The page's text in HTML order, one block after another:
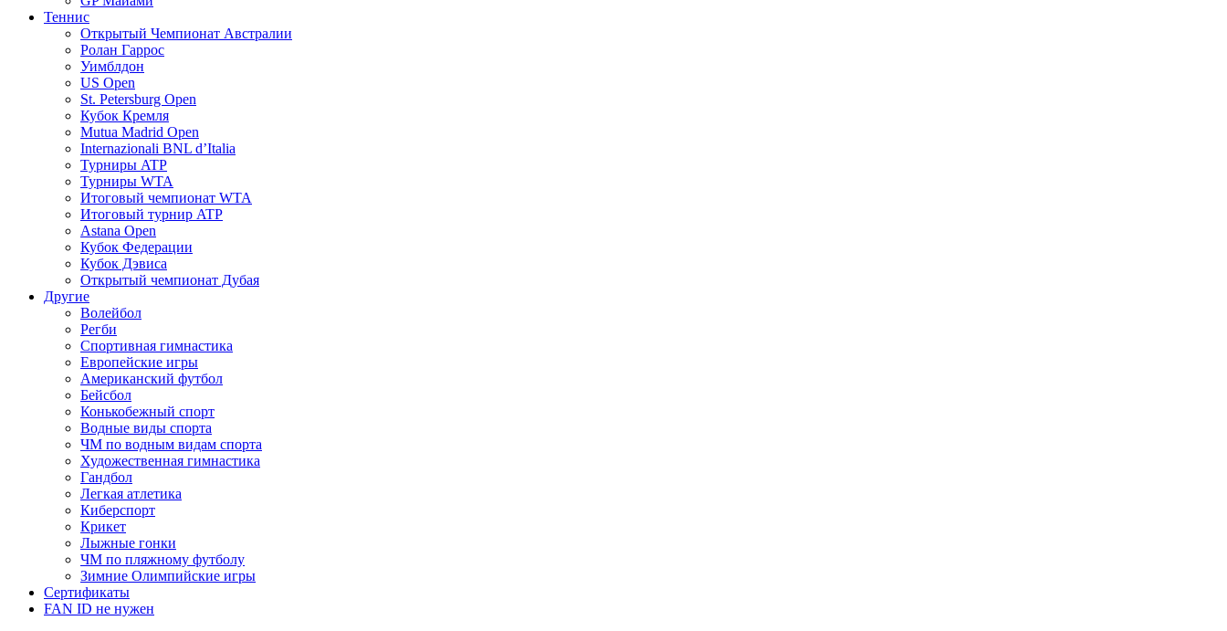
Теннис
Открытый Чемпионат Австралии
Ролан Гаррос
Уимблдон
US Open
St. Petersburg Open
Кубок Кремля
Mutua Madrid Open
Internazionali BNL d’Italia
Турниры ATP
Турниры WTA
Итоговый чемпионат WTA
Итоговый турнир ATP
Astana Open
Кубок Федерации
Кубок Дэвиса
Открытый чемпионат Дубая
Другие
Волейбол
Регби
Спортивная гимнастика
Европейские игры
Американский футбол
Бейсбол
Конькобежный спорт
Водные виды спорта
ЧМ по водным видам спорта
Художественная гимнастика
Гандбол
Легкая атлетика
Киберспорт
Крикет
Лыжные гонки
ЧМ по пляжному футболу
Зимние Олимпийские игры
Сертификаты
FAN ID не нужен